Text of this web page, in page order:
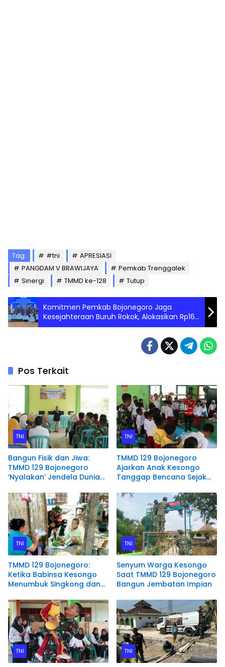
Tag: #tni
APRESIASI
PANGDAM V BRAWIJAYA
Pemkab Trenggalek
Sinergi
TMMD ke-128 Tutup
Komitmen Pemkab Bojonegoro Jaga
Kesejahteraan Buruh Rokok, Alokasikan Rp16
Miliar untuk BLT DBHCHT 2026
Pos Terkait
TNI
Bangun Fisik dan Jiwa:
TMMD 129 Bojonegoro
‘Nyalakan’ Jendela Dunia
TNI
TMMD 129 Bojonegoro
Ajarkan Anak Kesongo
Tanggap Bencana Sejak
TNI
TMMD 129 Bojonegoro:
Ketika Babinsa Kesongo
Menumbuk Singkong dan
dengan Warga
TNI
Senyum Warga Kesongo
Saat TMMD 129 Bojonegoro
Bangun Jembatan Impian
TNI TNI